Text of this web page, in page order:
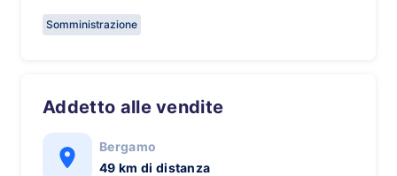
Somministrazione
Addetto alle vendite
Bergamo
49 km di distanza